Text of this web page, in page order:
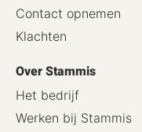
Contact opnemen
Klachten
Over Stammis
Het bedrijf
Werken bij Stammis